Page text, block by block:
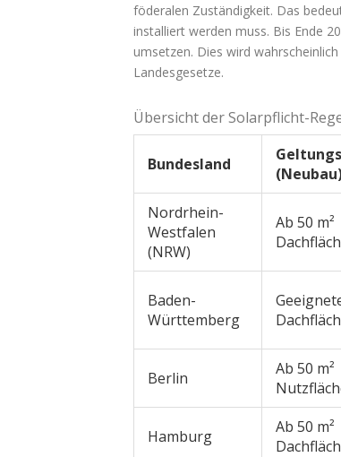
föderalen Zuständigkeit. Das
installiert werden muss. Bis Ende
umsetzen. Dies wird
Landesgesetze.
Übersicht der Solarpflicht-
Bundesland
Nordrhein-
Westfalen
(NRW)
Ab 50 m²
Baden-
Württemberg
Berlin
Ab 50 m²
Hamburg
Ab 50 m²